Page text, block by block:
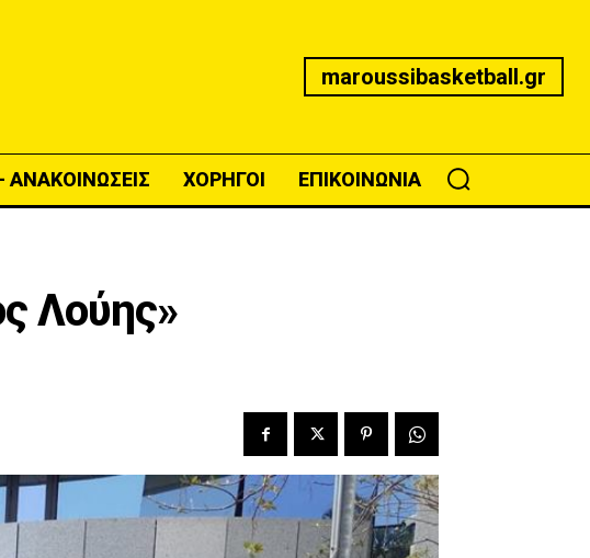
maroussibasketball.gr
ΑΝΑΚΟΙΝΩΣΕΙΣ ΧΟΡΗΓΟΙ ΕΠΙΚΟΙΝΩΝΙΑ
Λούης»